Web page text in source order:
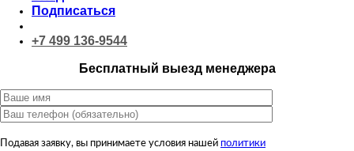
Подписаться
+7 499 136-9544
Бесплатный выезд менеджера
Подавая заявку, вы принимаете условия нашей политики